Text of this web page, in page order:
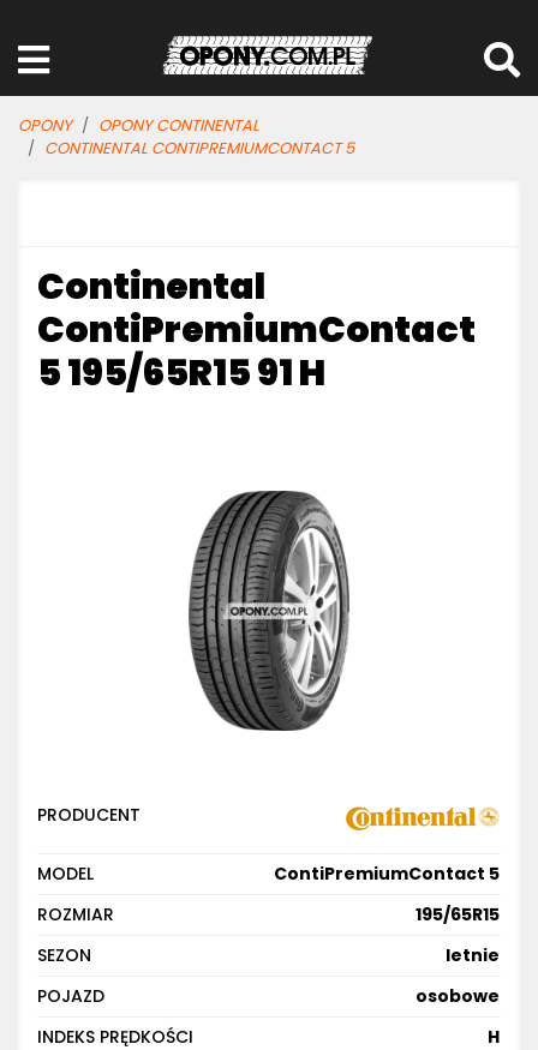
OPONY
OPONY CONTINENTAL
CONTINENTAL CONTIPREMIUMCONTACT 5
Continental
ContiPremiumContact
5 195/65R15 91 H
PRODUCENT
MODEL
ContiPremiumContact 5
ROZMIAR
195/65R15
SEZON
letnie
POJAZD
osobowe
INDEKS PRĘDKOŚCI
H